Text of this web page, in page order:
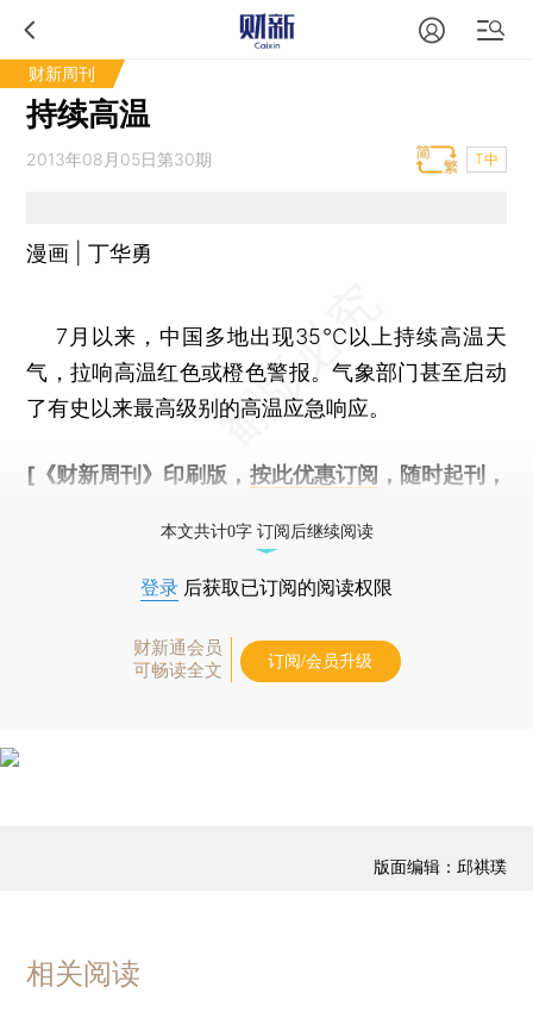
财新周刊
持续高温
2013年08月05日第30期 T中
漫画 | 丁华勇
7月以来，中国多地出现35℃以上持续高温天
气，拉响高温红色或橙色警报。气象部门甚至启动
了有史以来最高级别的高温应急响应。
[《财新周刊》印刷版， 按此优惠订阅 ，随时起刊，
本文共计0字 订阅后继续阅读
登录 后获取已订阅的阅读权限
财新通会员
可畅读全文
订阅/会员升级
版面编辑：邱祺璞
相关阅读